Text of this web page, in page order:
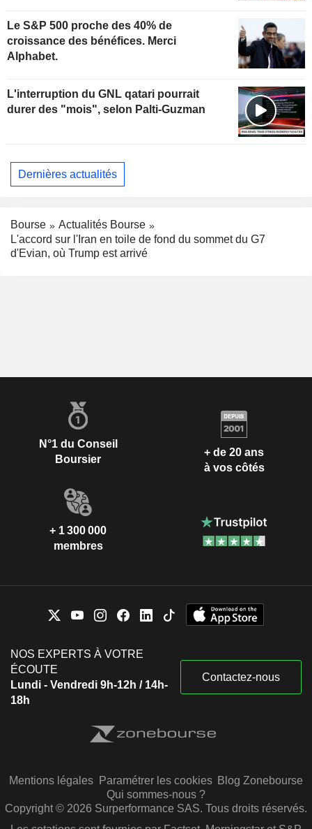
Le S&P 500 proche des 40% de
croissance des bénéfices. Merci
Alphabet.
L'interruption du GNL qatari pourrait
durer des "mois", selon Palti-Guzman
Dernières actualités
Bourse
Actualités Bourse
L'accord sur l'Iran en toile de fond du sommet du G7
d'Evian, où Trump est arrivé
N°1 du Conseil
Boursier
+ de 20 ans
à vos côtés
+ 1 300 000
membres
NOS EXPERTS À VOTRE
ÉCOUTE
Lundi - Vendredi 9h-12h / 14h-
18h
Contactez-nous
Mentions légales Paramétrer les cookies Blog Zonebourse
Qui sommes-nous ?
Copyright © 2026 Surperformance SAS. Tous droits réservés.